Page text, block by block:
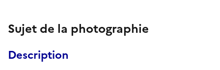
Sujet de la photographie
Description